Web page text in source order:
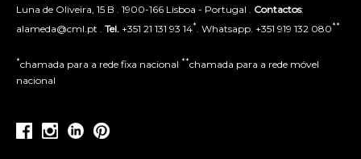
Luna de Oliveira, 15 B . 1900-166 Lisboa - Portugal . Contactos:
alameda@cml.pt . Tel. +351 21 131 93 14* . Whatsapp. +351 919 132 080**
*chamada para a rede fixa nacional **chamada para a rede móvel
nacional